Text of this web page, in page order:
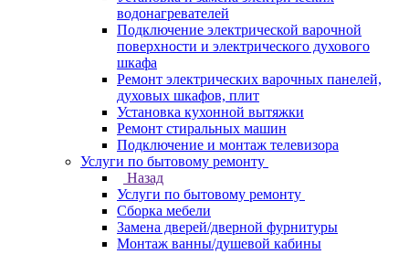
водонагревателей
Подключение электрической варочной
поверхности и электрического духового
шкафа
Ремонт электрических варочных панелей,
духовых шкафов, плит
Установка кухонной вытяжки
Ремонт стиральных машин
Подключение и монтаж телевизора
Услуги по бытовому ремонту
Назад
Услуги по бытовому ремонту
Сборка мебели
Замена дверей/дверной фурнитуры
Монтаж ванны/душевой кабины